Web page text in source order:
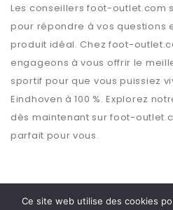
Les conseillersfoot-outlet.com
pour répondre à vos questions
produit idéal. Chez foot-
engageons à vous offrir le
sportif pour que vous puissiez
Eindhoven à 100 %. Explorez
dès maintenant surfoot-
parfait pour vous.
Ce site web utilise des cookies